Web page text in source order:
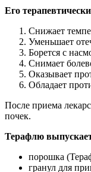
Его
Снижает
Уменьшает
Борется с
Снимает
Оказывает
Обладает
После приема
почек.
Терафлю
порошка
гранул для